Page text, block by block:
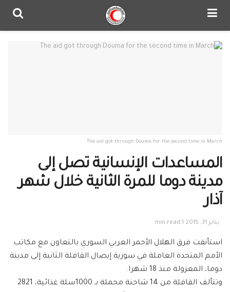
The aid got through Douma for the second time in March
المساعدات الإنسانية تصل إلى
مدينة دوما للمرة الثانية خلال شهر
آذار
يناير 31, 2015 1 min read
استأنفت فرق الهلال الأحمر العربي السوري بالتعاون مع مكاتب
الأمم المتحدة العاملة في سورية إيصال القافلة الثانية إلى مدينة
دوما، المعزولة منذ 18 شهرا.
وتتألف القافلة من 14 شاحنة محملة بـ 1000سلة غذائية، 2821